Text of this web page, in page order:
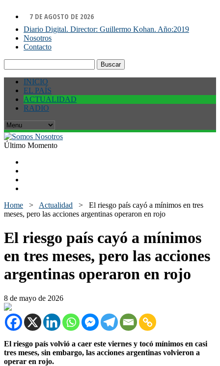
7 DE AGOSTO DE 2026
Diario Digital. Director: Guillermo Kohan. Año:2019
Nosotros
Contacto
INICIO
EL PAÍS
ACTUALIDAD
RADIO
Último Momento
Home > Actualidad > El riesgo país cayó a mínimos en tres
meses, pero las acciones argentinas operaron en rojo
El riesgo país cayó a mínimos
en tres meses, pero las acciones
argentinas operaron en rojo
8 de mayo de 2026
El riesgo país volvió a caer este viernes y tocó mínimos en casi
tres meses, sin embargo, las acciones argentinas volvieron a
operar en rojo.